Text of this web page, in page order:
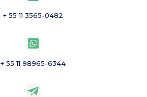
+ 55 11 3565-0482
+ 55 11 98965-6344